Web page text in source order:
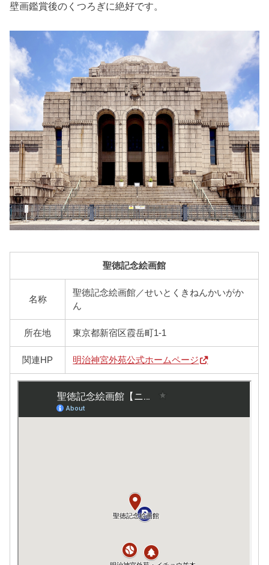
壁画鑑賞後のくつろぎに絶好です。
聖徳記念絵画館
名称
聖徳記念絵画館／せいとくきねんかいがか
ん
所在地 東京都新宿区霞岳町1-1
関連HP 明治神宮外苑公式ホームページ